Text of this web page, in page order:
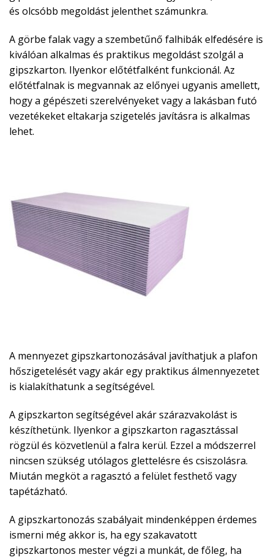
és olcsóbb megoldást jelenthet számunkra.
A görbe falak vagy a szembetűnő falhibák elfedésére is
kiválóan alkalmas és praktikus megoldást szolgál a
gipszkarton. Ilyenkor előtétfalként funkcionál. Az
előtétfalnak is megvannak az előnyei ugyanis amellett,
hogy a gépészeti szerelvényeket vagy a lakásban futó
vezetékeket eltakarja szigetelés javításra is alkalmas
lehet.
A mennyezet gipszkartonozásával javíthatjuk a plafon
hőszigetelését vagy akár egy praktikus álmennyezetet
is kialakíthatunk a segítségével.
A gipszkarton segítségével akár szárazvakolást is
készíthetünk. Ilyenkor a gipszkarton ragasztással
rögzül és közvetlenül a falra kerül. Ezzel a módszerrel
nincsen szükség utólagos glettelésre és csiszolásra.
Miután megköt a ragasztó a felület festhető vagy
tapétázható.
A gipszkartonozás szabályait mindenképpen érdemes
ismerni még akkor is, ha egy szakavatott
gipszkartonos mester végzi a munkát, de főleg, ha